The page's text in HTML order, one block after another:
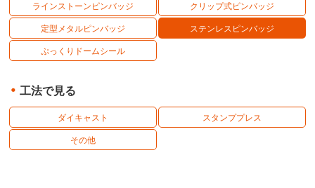
ラインストーンピンバッジ クリップ式ピンバッジ
定型メタルピンバッジ ステンレスピンバッジ
ぷっくりドームシール
工法で見る
ダイキャスト スタンププレス
その他